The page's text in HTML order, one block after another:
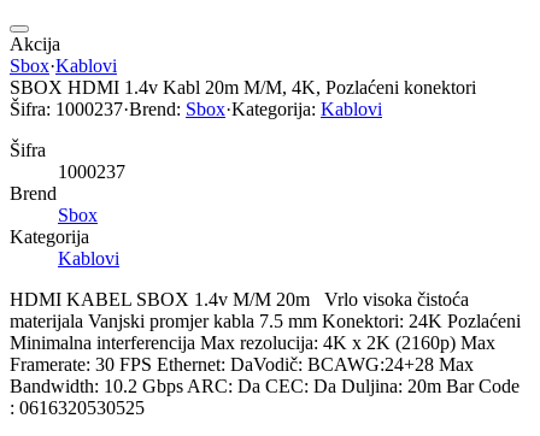
Akcija
Sbox·Kablovi
SBOX HDMI 1.4v Kabl 20m M/M, 4K, Pozlaćeni konektori
Šifra: 1000237·Brend: Sbox·Kategorija: Kablovi
Šifra
1000237
Brend
Sbox
Kategorija
Kablovi
HDMI KABEL SBOX 1.4v M/M 20m Vrlo visoka čistoća
materijala Vanjski promjer kabla 7.5 mm Konektori: 24K Pozlaćeni
Minimalna interferencija Max rezolucija: 4K x 2K (2160p) Max
Framerate: 30 FPS Ethernet: DaVodič: BCAWG:24+28 Max
Bandwidth: 10.2 Gbps ARC: Da CEC: Da Duljina: 20m Bar Code
: 0616320530525